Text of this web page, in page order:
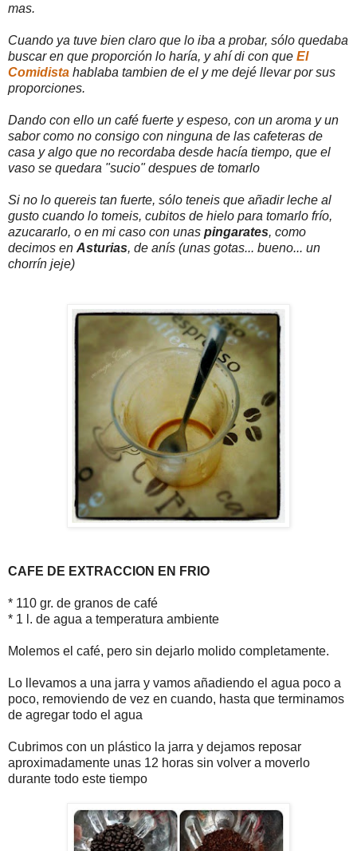
mas.
Cuando ya tuve bien claro que lo iba a probar, sólo quedaba
buscar en que proporción lo haría, y ahí di con que El
Comidista hablaba tambien de el y me dejé llevar por sus
proporciones.
Dando con ello un café fuerte y espeso, con un aroma y un
sabor como no consigo con ninguna de las cafeteras de
casa y algo que no recordaba desde hacía tiempo, que el
vaso se quedara "sucio" despues de tomarlo
Si no lo quereis tan fuerte, sólo teneis que añadir leche al
gusto cuando lo tomeis, cubitos de hielo para tomarlo frío,
azucararlo, o en mi caso con unas pingarates, como
decimos en Asturias, de anís (unas gotas... bueno... un
chorrín jeje)
CAFE DE EXTRACCION EN FRIO
* 110 gr. de granos de café
* 1 l. de agua a temperatura ambiente
Molemos el café, pero sin dejarlo molido completamente.
Lo llevamos a una jarra y vamos añadiendo el agua poco a
poco, removiendo de vez en cuando, hasta que terminamos
de agregar todo el agua
Cubrimos con un plástico la jarra y dejamos reposar
aproximadamente unas 12 horas sin volver a moverlo
durante todo este tiempo